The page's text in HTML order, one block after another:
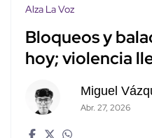
Alza La Voz
Bloqueos y
hoy; violencia
Miguel
Abr. 27, 2026